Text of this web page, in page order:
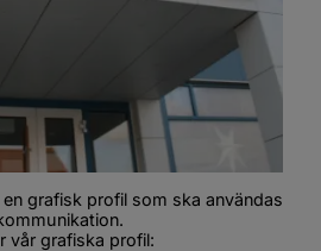
grafisk profil som ska användas
vår grafiska profil: